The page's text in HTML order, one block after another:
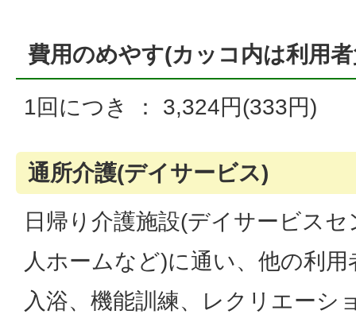
費用のめやす(カッコ内は利用
1回につき ： 3,324円(333円)
通所介護(デイサービス)
日帰り介護施設(デイサービス
人ホームなど)に通い、他の利
入浴、機能訓練、レクリエーシ